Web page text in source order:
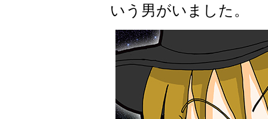
いう男がいました。